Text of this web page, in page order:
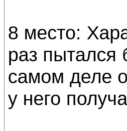
8 место:
раз пытался
самом деле
у него